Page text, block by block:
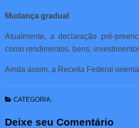
Mudança gradual
Atualmente, a declaração pré-
como rendimentos, bens,
Ainda assim, a Receita Federal
CATEGORIA:
Deixe seu Comentário